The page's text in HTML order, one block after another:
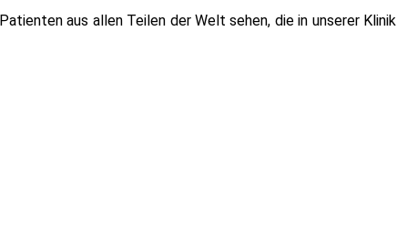
aus allen Teilen der Welt sehen, die in unserer Klinik